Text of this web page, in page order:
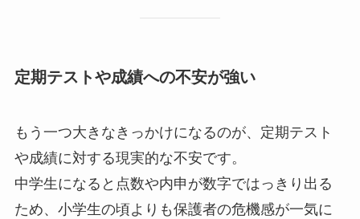
定期テストや成績への不安が強い
もう一つ大きなきっかけになるのが、定期テスト
や成績に対する現実的な不安です。
中学生になると点数や内申が数字ではっきり出る
ため、小学生の頃よりも保護者の危機感が一気に